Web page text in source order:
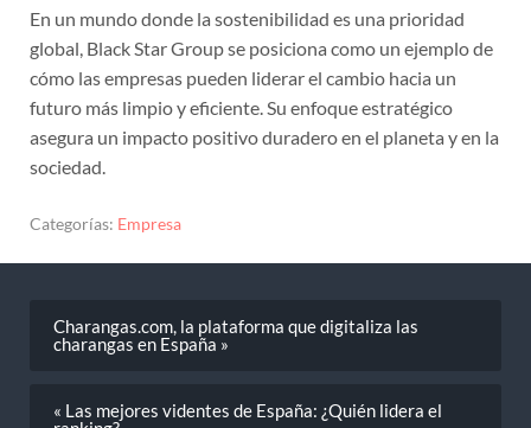
En un mundo donde la sostenibilidad es una prioridad
global, Black Star Group se posiciona como un ejemplo de
cómo las empresas pueden liderar el cambio hacia un
futuro más limpio y eficiente. Su enfoque estratégico
asegura un impacto positivo duradero en el planeta y en la
sociedad.
Categorías: Empresa
Charangas.com, la plataforma que digitaliza las
charangas en España »
« Las mejores videntes de España: ¿Quién lidera el
ranking?